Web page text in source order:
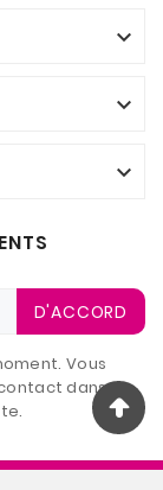



D'ACCORD
Vous
dans les